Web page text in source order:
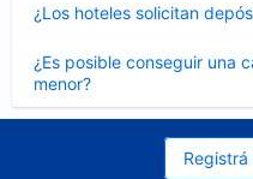
¿Los hoteles solicitan
cerrado
¿Es posible conseguir una
menor?
cerrado